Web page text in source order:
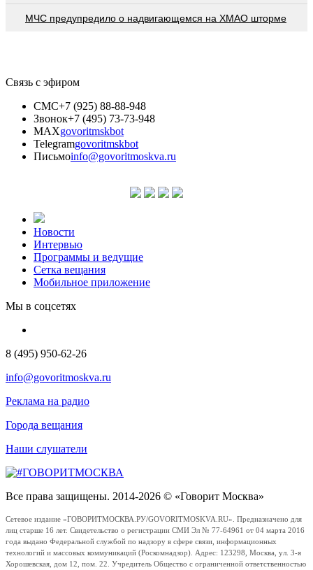
МЧС предупредило о надвигающемся на ХМАО шторме
Связь с эфиром
СМС+7 (925) 88-88-948
Звонок+7 (495) 73-73-948
MAXgovoritmskbot
Telegramgovoritmskbot
Письмоinfo@govoritmoskva.ru
Новости
Интервью
Программы и ведущие
Сетка вещания
Мобильное приложение
Мы в соцсетях
8 (495) 950-62-26
info@govoritmoskva.ru
Реклама на радио
Города вещания
Наши слушатели
Все права защищены. 2014-2026 © «Говорит Москва»
Сетевое издание «ГОВОРИТМОСКВА.РУ/GOVORITMOSKVA.RU». Предназначено для
лиц старше 16 лет. Свидетельство о регистрации СМИ Эл № 77-64961 от 04 марта 2016
года выдано Федеральной службой по надзору в сфере связи, информационных
технологий и массовых коммуникаций (Роскомнадзор). Адрес: 123298, Москва, ул. 3-я
Хорошевская, дом 12, пом. 22. Учредитель Общество с ограниченной ответственностью